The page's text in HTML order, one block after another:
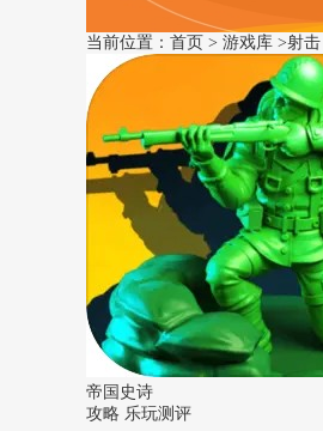
当前位置： 首页 > 游戏库 >射击
帝国史诗
攻略 乐玩测评